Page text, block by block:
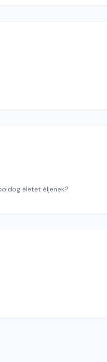
életet éljenek?